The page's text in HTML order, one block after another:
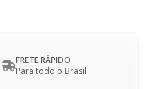
FRETE RÁPIDO
Para todo o Brasil